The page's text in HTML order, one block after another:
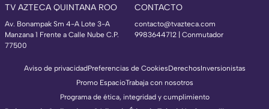
TV AZTECA QUINTANA ROO
Av. Bonampak Sm 4-A Lote 3-A
Manzana 1 Frente a Calle Nube C.P.
77500
CONTACTO
contacto@tvazteca.com
9983644712 | Conmutador
Aviso de privacidadPreferencias de CookiesDerechosInversionistas
Promo EspacioTrabaja con nosotros
Programa de ética, integridad y cumplimiento